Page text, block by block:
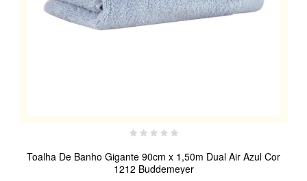
Toalha De Banho Gigante 90cm x 1,50m Dual Air Azul Cor
1212 Buddemeyer